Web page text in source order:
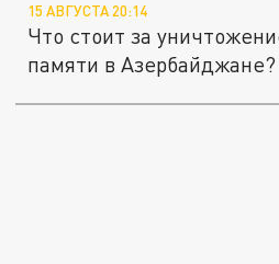
15 АВГУСТА 20:14
Что стоит за
памяти в Азербайджане?